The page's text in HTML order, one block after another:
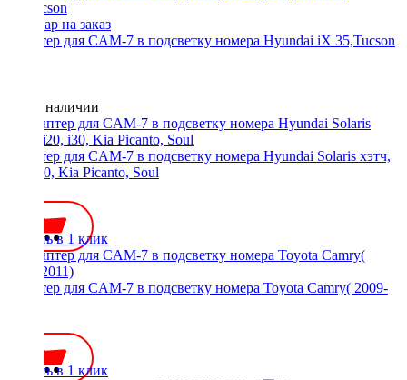
Адаптер для CAM-7 в подсветку номера Hyundai iX 35,Tucson
Нет в наличии
Адаптер для CAM-7 в подсветку номера Hyundai Solaris хэтч,
i20, i30, Kia Picanto, Soul
Купить в 1 клик
Адаптер для CAM-7 в подсветку номера Toyota Camry( 2009-
Купить в 1 клик